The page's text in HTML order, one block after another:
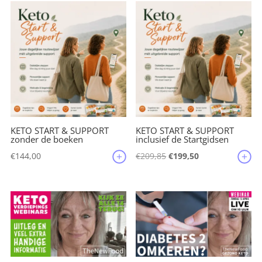
€135,35.
KETO START & SUPPORT
zonder de boeken
€144,00
KETO START & SUPPORT
inclusief de Startgidsen
€209,85Oorspronkelijke
€209,85.
€199,50Huidige
€199,50.